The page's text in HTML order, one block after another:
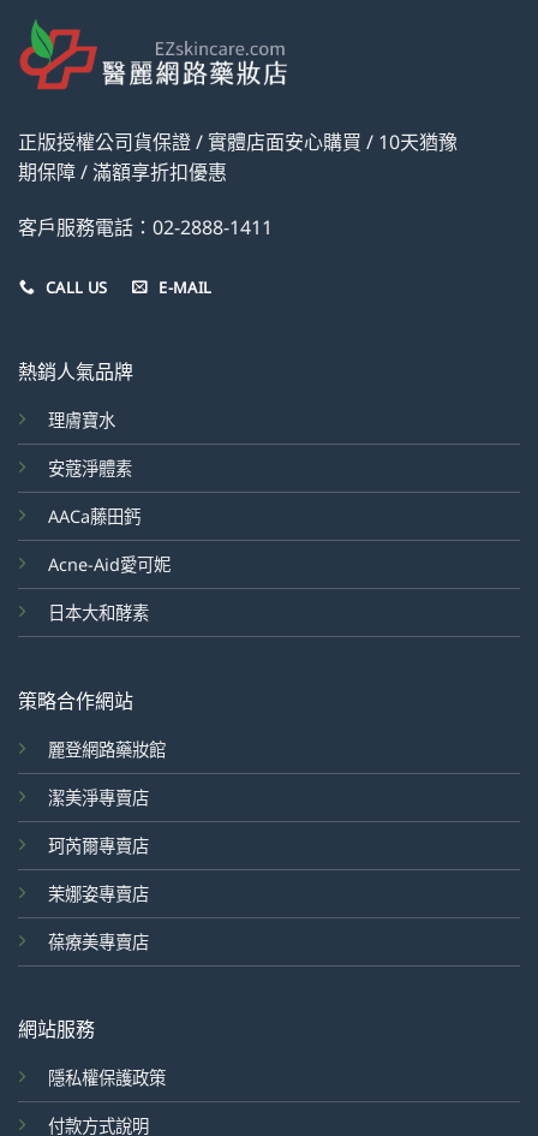
正版授權公司貨保證 / 實體店面安心購買 / 10天猶豫
期保障 / 滿額享折扣優惠
客戶服務電話：02-2888-1411
CALL US E-MAIL
熱銷人氣品牌
理膚寶水
安蔻淨體素
AACa藤田鈣
Acne-Aid愛可妮
日本大和酵素
策略合作網站
麗登網路藥妝館
潔美淨專賣店
珂芮爾專賣店
茉娜姿專賣店
葆療美專賣店
網站服務
隱私權保護政策
付款方式說明